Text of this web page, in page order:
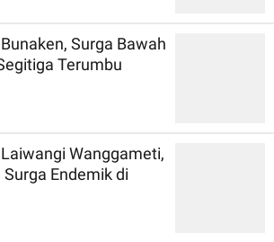
Surga Bawah
Terumbu
Wanggameti,
Endemik di